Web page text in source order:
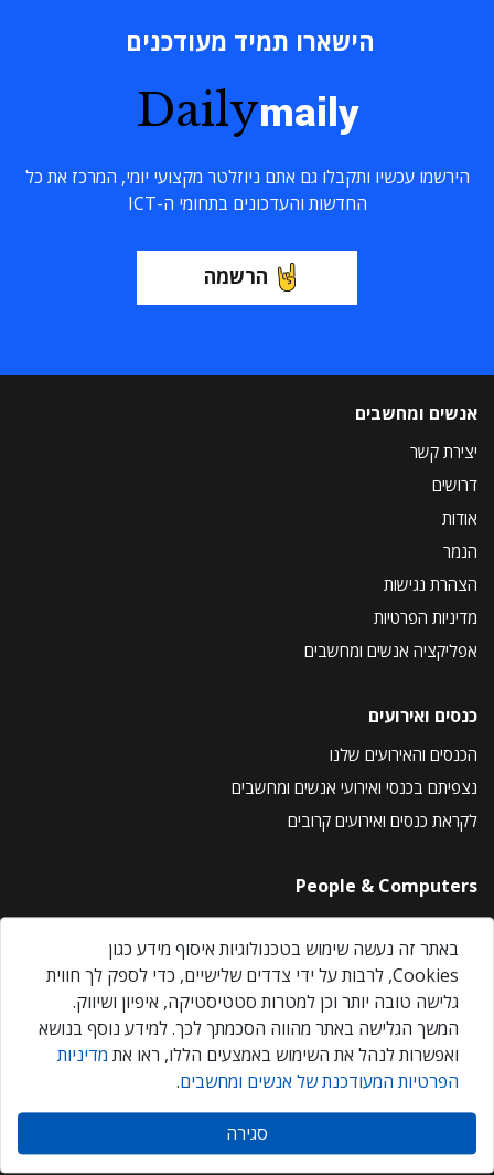
הישארו תמיד מעודכנים
Dailymaily
הירשמו עכשיו ותקבלו גם אתם ניוזלטר מקצועי יומי, המרכז את כל
החדשות והעדכונים בתחומי ה-ICT
הרשמה
אנשים ומחשבים
יצירת קשר
דרושים
אודות
הנמר
הצהרת נגישות
מדיניות הפרטיות
אפליקציה אנשים ומחשבים
כנסים ואירועים
הכנסים והאירועים שלנו
נצפיתם בכנסי ואירועי אנשים ומחשבים
לקראת כנסים ואירועים קרובים
People & Computers
About Us
Privacy Policy
Contact Us
Our Events
אנשים ומחשבים © 2026 – כל הזכויות שמורות
באתר זה נעשה שימוש בטכנולוגיות איסוף מידע כגון
Cookies, לרבות על ידי צדדים שלישיים, כדי לספק לך חווית
גלישה טובה יותר וכן למטרות סטטיסטיקה, איפיון ושיווק.
המשך הגלישה באתר מהווה הסכמתך לכך. למידע נוסף בנושא
ואפשרות לנהל את השימוש באמצעים הללו, ראו את מדיניות
הפרטיות המעודכנת של אנשים ומחשבים.
סגירה